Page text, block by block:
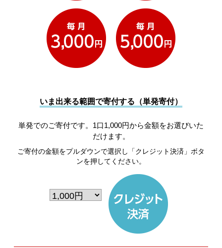
いま出来る範囲で寄付する（単発寄付）
単発でのご寄付です。1口1,000円から金額をお選びいた
だけます。
ご寄付の金額をプルダウンで選択し「クレジット決済」ボタ
ンを押してください。